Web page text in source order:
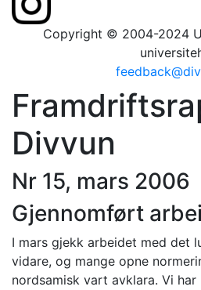
Copyright © 2004-2024
Divvun
Nr 15, mars 2006
Gjennomført
I mars gjekk arbeidet med det
vidare, og mange opne
nordsamisk vart avklara. Vi